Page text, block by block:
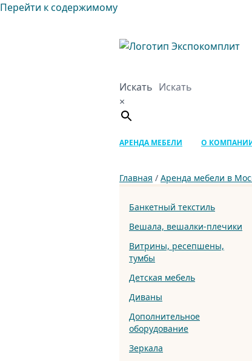
Перейти к содержимому
Искать
×
АРЕНДА МЕБЕЛИ О
Главная / Аренда мебели в
Банкетный текстиль
Вешала, вешалки-плечики
Витрины, ресепшены,
тумбы
Детская мебель
Диваны
Дополнительное
оборудование
Зеркала